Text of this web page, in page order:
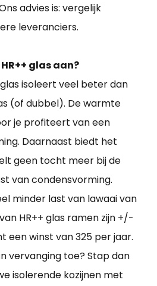
advies is: vergelijk
leveranciers.
glas aan?
isoleert veel beter dan
(of dubbel). De warmte
je profiteert van een
Daarnaast biedt het
geen tocht meer bij de
van condensvorming.
minder last van lawaai van
HR++ glas ramen zijn +/-
een winst van 325 per jaar.
vervanging toe? Stap dan
isolerende kozijnen met